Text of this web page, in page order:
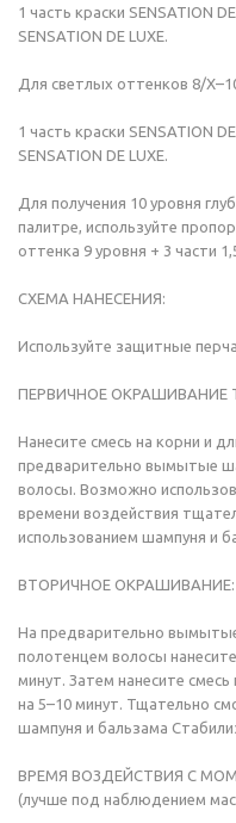
1 часть краски SENSATION
SENSATION DE LUXE.
Для светлых оттенков 8/
1 часть краски SENSATION
SENSATION DE LUXE.
Для получения 10 уровня
палитре, используйте
оттенка 9 уровня + 3 части
СХЕМА НАНЕСЕНИЯ:
Используйте защитные
ПЕРВИЧНОЕ ОКРАШИВАНИЕ
Нанесите смесь на корни и
предварительно вымытые
волосы. Возможно
времени воздействия
использованием шампуня и
ВТОРИЧНОЕ ОКРАШИВАНИЕ:
На предварительно
полотенцем волосы
минут. Затем нанесите
на 5–10 минут. Тщательно
шампуня и бальзама
ВРЕМЯ ВОЗДЕЙСТВИЯ С
(лучше под наблюдением